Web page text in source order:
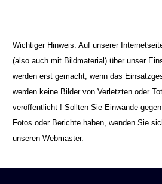
Wichtiger Hinweis: Auf unserer
(also auch mit Bildmaterial) über unser
werden erst gemacht, wenn das
werden keine Bilder von Verletzten oder
veröffentlicht ! Sollten Sie Einwände
Fotos oder Berichte haben, wenden Sie
unseren Webmaster.